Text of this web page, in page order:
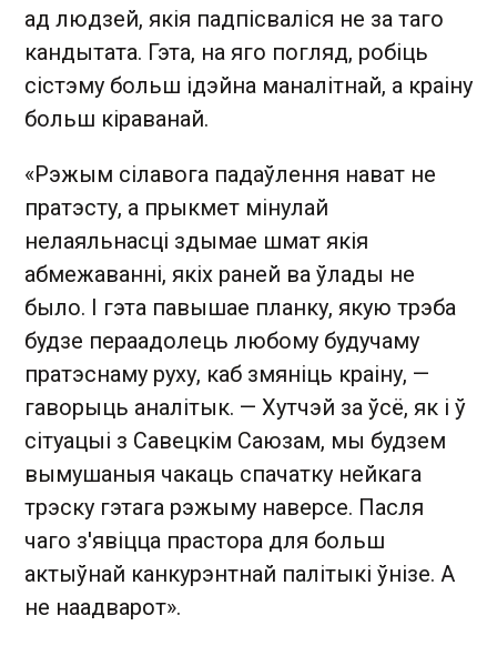
ад людзей, якія падпісваліся не за таго
кандытата. Гэта, на яго погляд, робіць
сістэму больш ідэйна маналітнай, а краіну
больш кіраванай.
«Рэжым сілавога падаўлення нават не
пратэсту, а прыкмет мінулай
нелаяльнасці здымае шмат якія
абмежаванні, якіх раней ва ўлады не
было. І гэта павышае планку, якую трэба
будзе пераадолець любому будучаму
пратэснаму руху, каб змяніць краіну, —
гаворыць аналітык. — Хутчэй за ўсё, як і ў
сітуацыі з Савецкім Саюзам, мы будзем
вымушаныя чакаць спачатку нейкага
трэску гэтага рэжыму наверсе. Пасля
чаго з'явіцца прастора для больш
актыўнай канкурэнтнай палітыкі ўнізе. А
не наадварот».